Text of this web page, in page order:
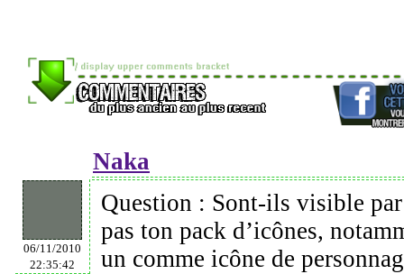
Naka
06/11/2010
22:35:42
Question : Sont-ils visible
pas ton pack d’icônes,
un comme icône de